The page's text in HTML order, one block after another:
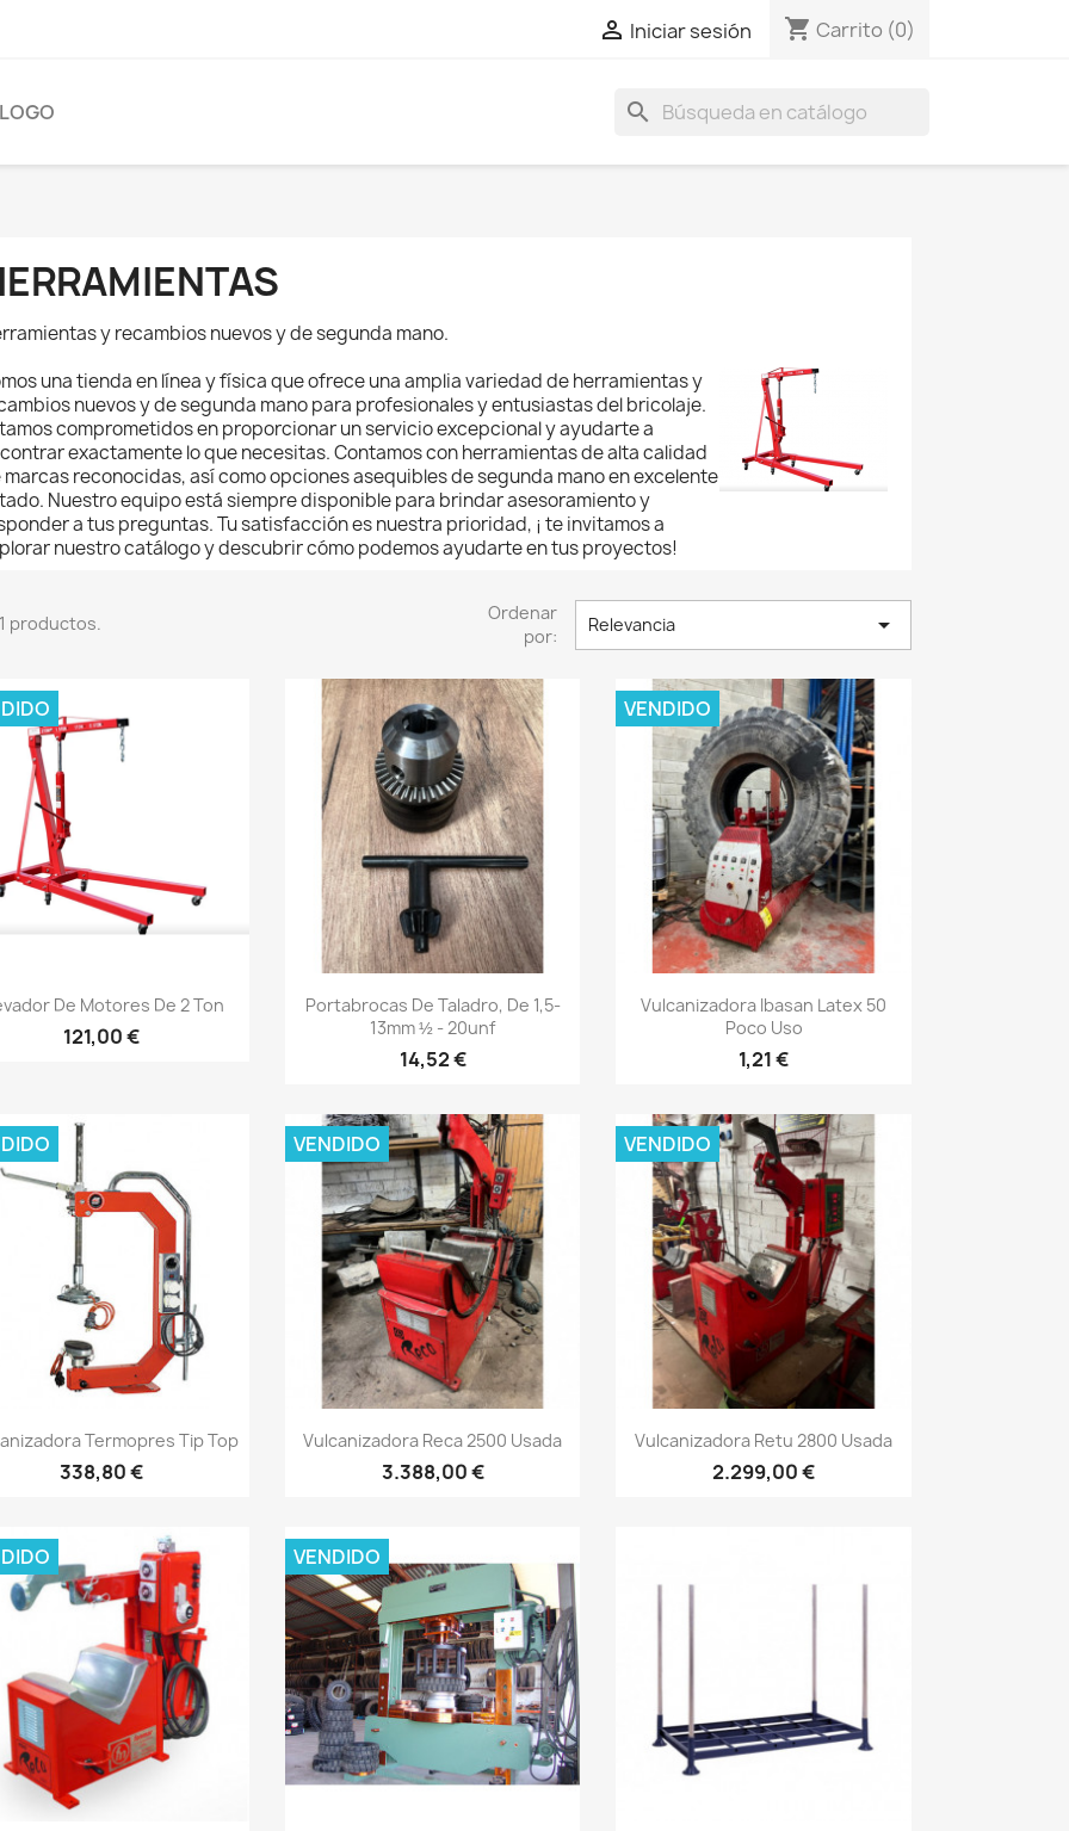
 Iniciar sesión shopping_cart Carrito (0)
search
y recambios nuevos y de segunda mano.
una tienda en línea y física que ofrece una amplia variedad de herramientas y
nuevos y de segunda mano para profesionales y entusiastas del bricolaje.
comprometidos en proporcionar un servicio excepcional y ayudarte a
exactamente lo que necesitas. Contamos con herramientas de alta calidad
marcas reconocidas, así como opciones asequibles de segunda mano en excelente
Nuestro equipo está siempre disponible para brindar asesoramiento y
a tus preguntas. Tu satisfacción es nuestra prioridad, ¡ te invitamos a
nuestro catálogo y descubrir cómo podemos ayudarte en tus proyectos!
productos.
Ordenar
por:
Relevancia 
Vista rápida
De Motores De 2 Ton
121,00 €
Vista rápida
Portabrocas De Taladro, De 1,5-
13mm ½ - 20unf
14,52 €
Vista rápida
Vulcanizadora Ibasan Latex 50
Poco Uso
1,21 €
VENDIDO
Vista rápida
Termopres Tip Top
338,80 €
Vista rápida
Vulcanizadora Reca 2500 Usada
3.388,00 €
VENDIDO
Vista rápida
Vulcanizadora Retu 2800 Usada
2.299,00 €
VENDIDO
VENDIDO